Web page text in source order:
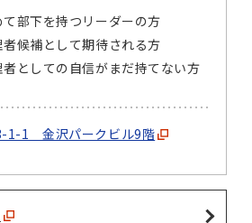
て部下を持つリーダーの方
者候補として期待される方
者としての自信がまだ持てない方
1-1 金沢パークビル9階